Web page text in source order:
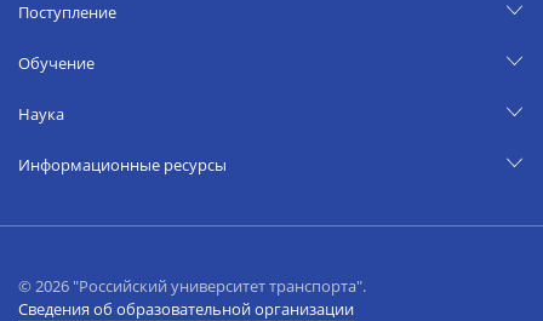
Поступление
Обучение
Наука
Информационные ресурсы
© 2026 "Российский университет транспорта".
Сведения об образовательной организации